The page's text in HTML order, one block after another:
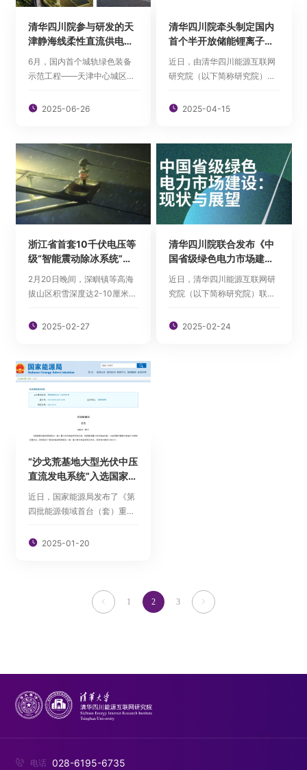
清华四川院参与研发的天
津静海线柔性直流供电系
统示范项目通过运营安全
评估
6月，国内首个城轨绿色装备
示范工程——天津中心城区至
的“基于能量路由器及协同控制
标志着该项目拿到投入商业运
营前的最后一道关键“通行
证”。清华大学是本项目的核心
研发团队。
 2025-06-26
清华四川院牵头制定国内
首个半开放储能锂离子电
池安全团体标准 引领储能
行业安全发展
近日，由清华四川能源互联网
研究院（以下简称研究院）牵
电池本征安全要求》团体标准
针对半开放储能锂离子电池的
安全技术规范，该标准将由研
究院联合全国碱性蓄电池标准
化技术委员会、好...
 2025-04-15
浙江省首套10千伏电压等
级“智能震动除冰系统”首
次参加“实战”
2月20日晚间，深甽镇等高海
拔山区积雪深度达2-10厘米，
部门持续发布道路结冰黄色预
振动除冰系统”首次参加“实
战”，于次日凌晨完成对深山区
线路的紧急除冰任务。
 2025-02-27
清华四川院联合发布《中
国省级绿色电力市场建
设：现状与展望》研究报
告
近日，清华四川能源互联网研
究院（以下简称研究院）联合
高新区（虎丘区）碳中和国际
 2025-02-24
“沙戈荒基地大型光伏中压
直流发电系统”入选国家能
源局首台（套）重大技术
装备
近日，国家能源局发布了《第
四批能源领域首台（套）重大
大型光伏中压直流发电系统”成
 2025-01-20
 1 2 3 
 电话 028-6195-6735